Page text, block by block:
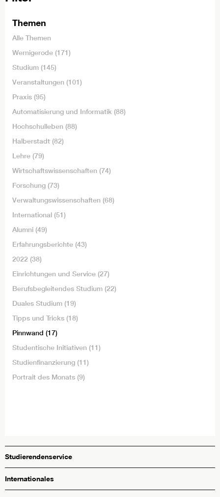
Themen
Alle Themen
Wernigerode (171)
Studium (145)
Veranstaltungen (101)
Praxis (95)
Automatisierung und Informatik (88)
Hochschulleben (88)
Halberstadt (82)
Lehre (79)
Wirtschaftswissenschaften (74)
Forschung (73)
Verwaltungswissenschaften (68)
International (51)
Alumni (49)
Erfahrungsberichte (43)
2022 (38)
Einrichtungen und Service (27)
Berufsbegleitendes Studium (22)
Duales Studium (19)
Tipps und Tricks (18)
Pinnwand (17)
Studentische Initiativen (11)
Studienfinanzierung (11)
Portrait des Monats (9)
Studierendenservice
Internationales